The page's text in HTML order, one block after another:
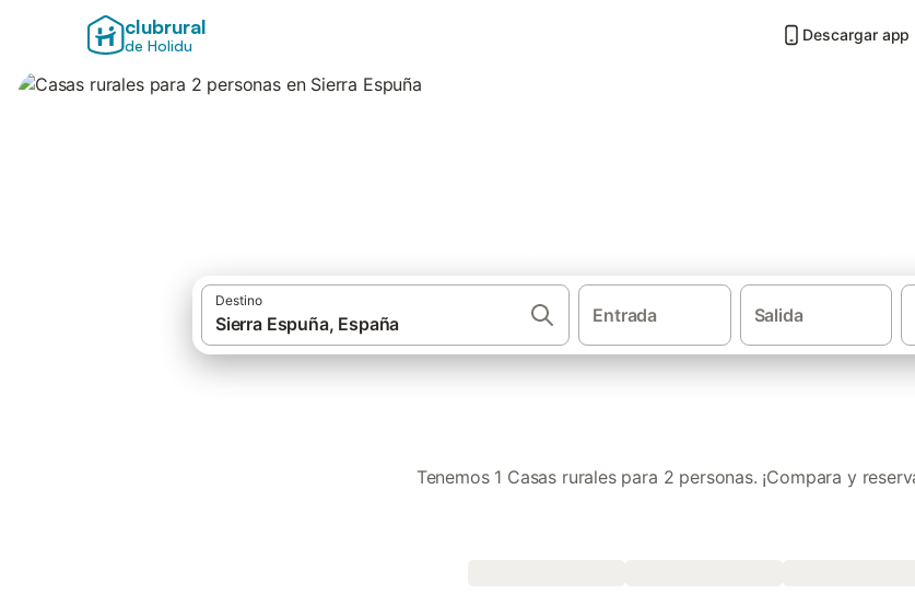
clubrural
de Holidu
Descargar app
Destino
Entrada Salida
Tenemos 1 Casas rurales para 2 personas. ¡Compara y